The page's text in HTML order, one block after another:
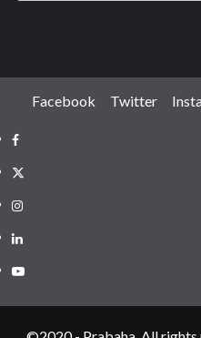
Facebook Twitter
Facebook
Twitter
Instagram
LinkedIN
Youtube